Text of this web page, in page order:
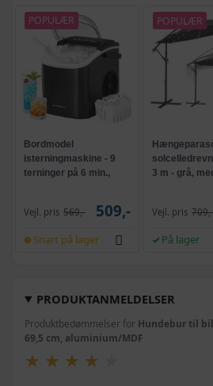
PRODUKTANMELDELSER
Produktbedømmelser for Hundebur til bil
69,5 cm, aluminium/MDF
★
★ ★
★ ★
★ ★
★
POPULÆR
Bordmodel
isterningmaskine - 9
terninger på 6 min.,
Vejl. pris 569,- 509,-
Snart på lager
POPULÆR
3 m - grå,
Vejl. pris 709,-
På lager